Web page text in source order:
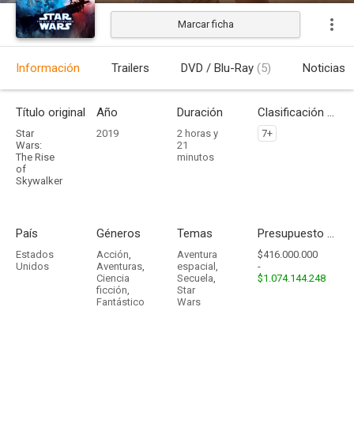
Marcar ficha
Información Trailers DVD / Blu-Ray (5) Noticias
Título original
Star
Wars:
The Rise
of
Skywalker
Año
2019
Duración
2 horas y
21
minutos
Clasificación por edades
7+
País
Estados
Unidos
Géneros
Acción,
Aventuras,
Ciencia
ficción,
Fantástico
Temas
Aventura
espacial ,
Secuela,
Star
Wars
Presupuesto - Ingresos
$416.000.000
-
$1.074.144.248